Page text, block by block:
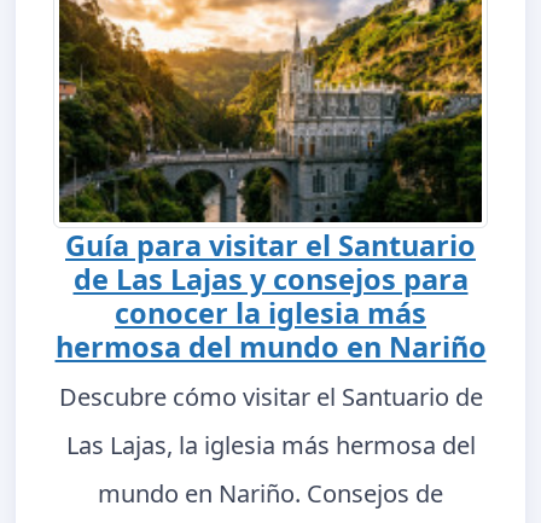
Guía para visitar el Santuario
de Las Lajas y consejos para
conocer la iglesia más
hermosa del mundo en Nariño
Descubre cómo visitar el Santuario de
Las Lajas, la iglesia más hermosa del
mundo en Nariño. Consejos de